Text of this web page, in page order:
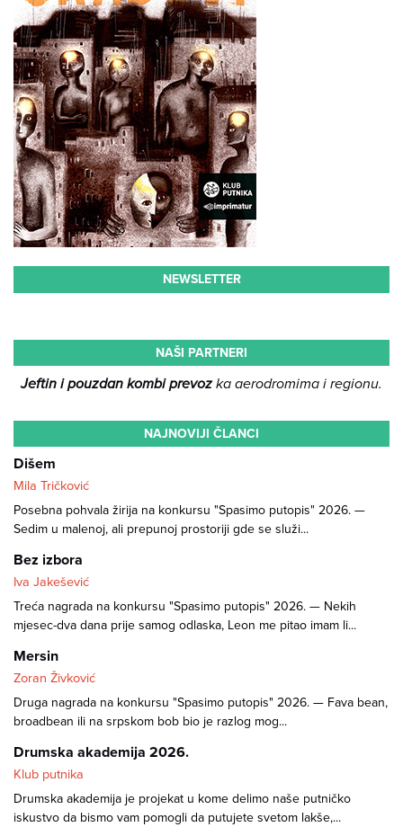
NEWSLETTER
NAŠI PARTNERI
Jeftin i pouzdan kombi prevozka aerodromima i regionu.
NAJNOVIJI ČLANCI
Dišem
Mila Tričković
Posebna pohvala žirija na konkursu "Spasimo putopis" 2026. —
Sedim u malenoj, ali prepunoj prostoriji gde se služi...
Bez izbora
Iva Jakešević
Treća nagrada na konkursu "Spasimo putopis" 2026. — Nekih
mjesec-dva dana prije samog odlaska, Leon me pitao imam li...
Mersin
Zoran Živković
Druga nagrada na konkursu "Spasimo putopis" 2026. — Fava bean,
broadbean ili na srpskom bob bio je razlog mog...
Drumska akademija 2026.
Klub putnika
Drumska akademija je projekat u kome delimo naše putničko
iskustvo da bismo vam pomogli da putujete svetom lakše,...